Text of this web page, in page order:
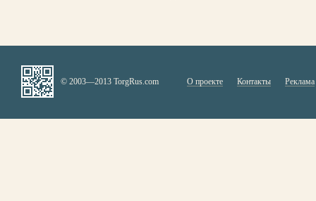
© 2003—2013 TorgRus.com О проекте Контакты Реклама